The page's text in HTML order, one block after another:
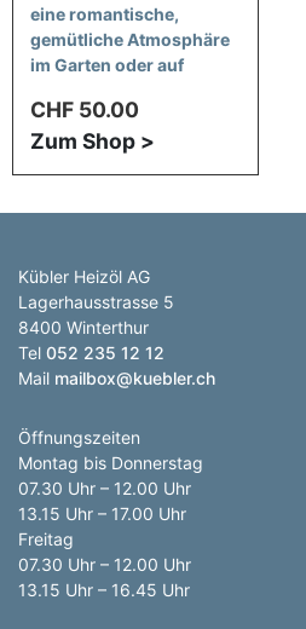
eine romantische,
gemütliche Atmosphäre
im Garten oder auf
angezündet, brennen die
Fackeln über Stunden.
haben Holzpellets-
es sich nicht um ein
Gefahrgut handelt und
die Lagerung einfacher
ist. Das leise Knistern der
brennenden Pellets
sowie der Geruch nach
ein behagliches
Ambiente. Holzpellets
aus der Ostschweiz
liefert unsere
Schwesterfirma
Hänni Holzpellets.
CHF 50.00
Zum Shop >
Kübler Heizöl AG
Lagerhausstrasse 5
8400 Winterthur
Tel 052 235 12 12
Mail mailbox@kuebler.ch
Öffnungszeiten
Montag bis Donnerstag
07.30 Uhr – 12.00 Uhr
13.15 Uhr – 17.00 Uhr
Freitag
07.30 Uhr – 12.00 Uhr
13.15 Uhr – 16.45 Uhr